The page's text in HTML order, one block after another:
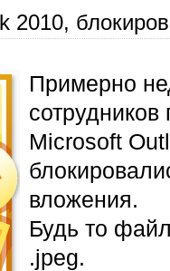
2010,
Примерно
Microsoft
вложения.
Будь то
.jpeg.